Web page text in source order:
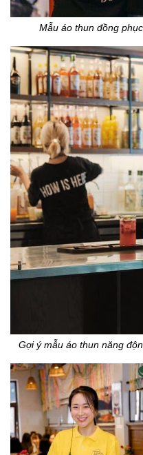
Mẫu áo thun đồng
Gợi ý mẫu áo thun năng